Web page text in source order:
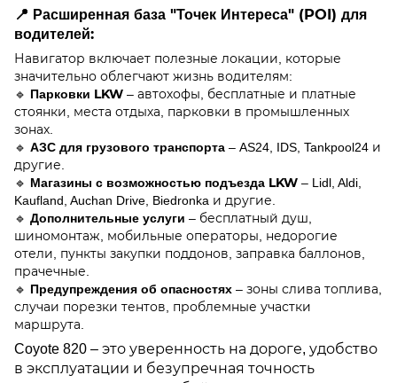
📍 Расширенная база "Точек Интереса" (POI) для
водителей:
Навигатор включает полезные локации, которые
значительно облегчают жизнь водителям:
🔹 Парковки LKW – автохофы, бесплатные и платные
стоянки, места отдыха, парковки в промышленных
зонах.
🔹 АЗС для грузового транспорта – AS24, IDS, Tankpool24 и
другие.
🔹 Магазины с возможностью подъезда LKW – Lidl, Aldi,
Kaufland, Auchan Drive, Biedronka и другие.
🔹 Дополнительные услуги – бесплатный душ,
шиномонтаж, мобильные операторы, недорогие
отели, пункты закупки поддонов, заправка баллонов,
прачечные.
🔹 Предупреждения об опасностях – зоны слива топлива,
случаи порезки тентов, проблемные участки
маршрута.
Coyote 820 – это уверенность на дороге, удобство
в эксплуатации и безупречная точность